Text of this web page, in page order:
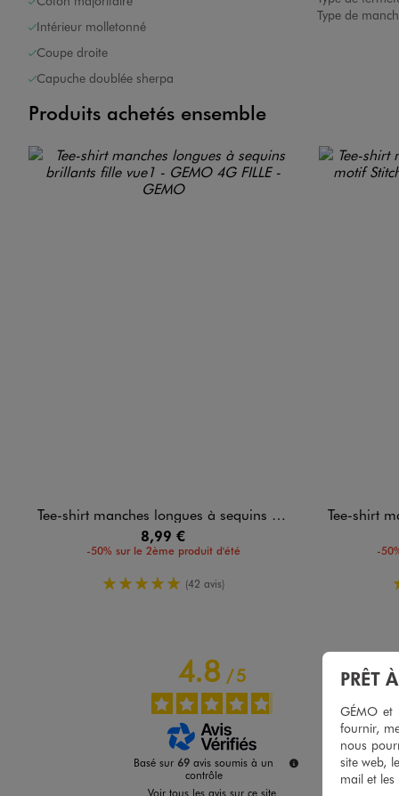
Intérieur molletonné
Coupe droite
Capuche doublée sherpa
Type de
Produits achetés ensemble
Tee-shirt manches longues à sequins brillants fille
8,99 €
-50% sur le 2ème produit d'été
5/5 de moyenne
(42 avis)
Tee-shirt
-
4.8/5
Basé sur69 avis soumis à un
contrôle
Voir tous les avis sur ce site
PRÊT
GÉMO et
fournir,
nous
site web,
mail et les